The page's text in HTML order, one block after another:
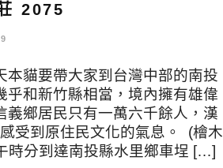
2075
貓要帶大家到台灣中部的南投
和新竹縣相當，境內擁有雄偉
鄉居民只有一萬六千餘人，漢
受到原住民文化的氣息。 (檜木
時分到達南投縣水里鄉車埕 […]